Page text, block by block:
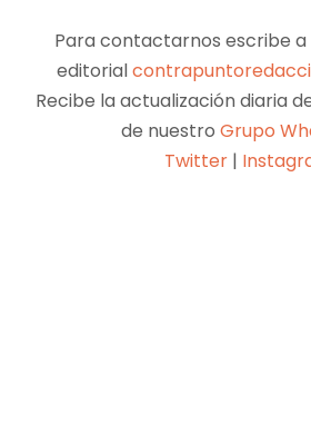
Para contactarnos escribe
editorial
Recibe la actualización diaria
de nuestro Grupo
Twitter |